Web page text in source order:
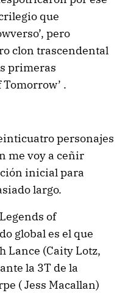
que
pero
clon trascendental
primeras
.
personajes
me voy a ceñir
inicial para
largo.
of
global es el que
Lance (Caity Lotz,
la 3T de la
( Jess Macallan)